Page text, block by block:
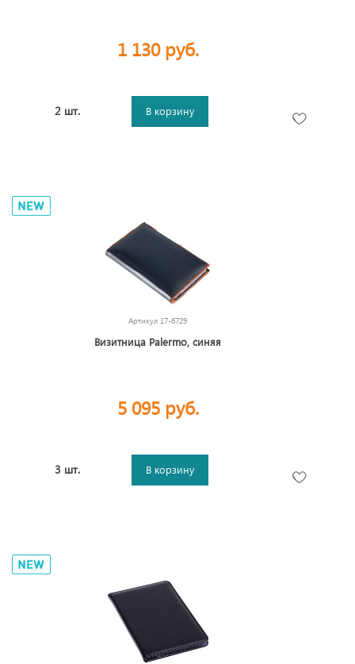
1 130 руб.
2 шт. В корзину
Артикул 17-6729
Визитница Palermo, синяя
5 095 руб.
3 шт. В корзину